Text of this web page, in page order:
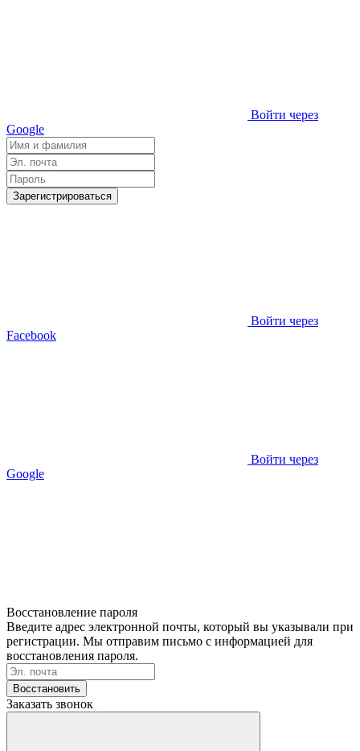
Войти через
Google
Зарегистрироваться
Войти через
Facebook
Войти через
Google
Восстановление пароля
Введите адрес электронной почты, который вы указывали при
регистрации. Мы отправим письмо с информацией для
восстановления пароля.
Восстановить
Заказать звонок